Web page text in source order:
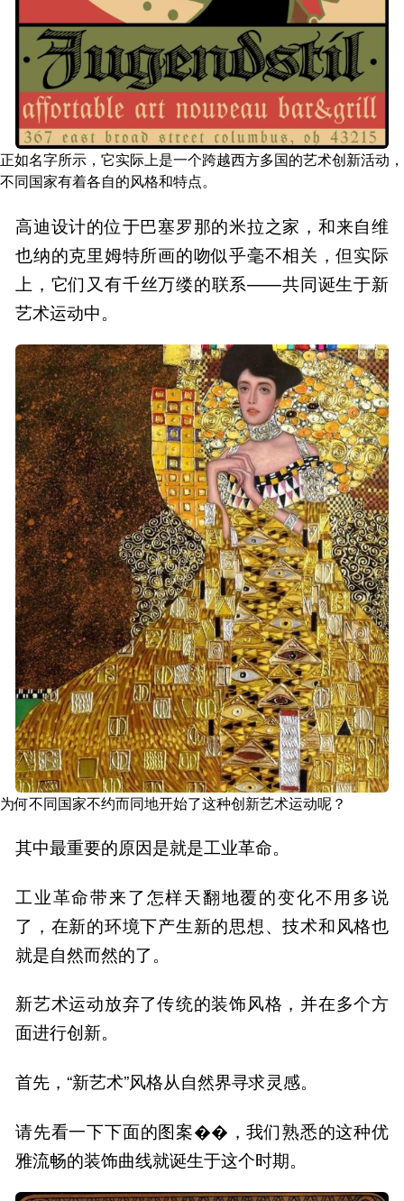
正如名字所示，它实际上是一个跨越西方多国的艺术创新活动，
不同国家有着各自的风格和特点。
高迪设计的位于巴塞罗那的米拉之家，和来自维
也纳的克里姆特所画的吻似乎毫不相关，但实际
上，它们又有千丝万缕的联系——共同诞生于新
艺术运动中。
为何不同国家不约而同地开始了这种创新艺术运动呢？
其中最重要的原因是就是工业革命。
工业革命带来了怎样天翻地覆的变化不用多说
了，在新的环境下产生新的思想、技术和风格也
就是自然而然的了。
新艺术运动放弃了传统的装饰风格，并在多个方
面进行创新。
首先，“新艺术”风格从自然界寻求灵感。
请先看一下下面的图案��，我们熟悉的这种优
雅流畅的装饰曲线就诞生于这个时期。